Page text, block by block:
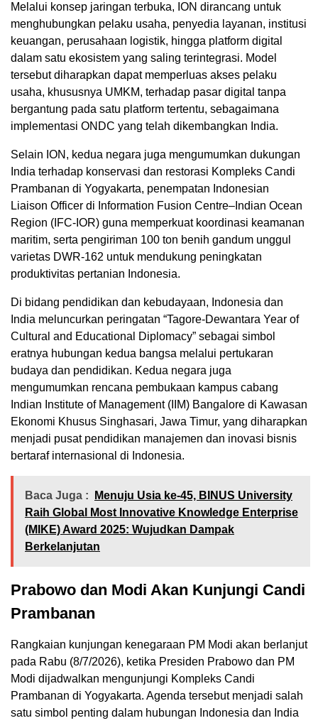
Melalui konsep jaringan terbuka, ION dirancang untuk
menghubungkan pelaku usaha, penyedia layanan, institusi
keuangan, perusahaan logistik, hingga platform digital
dalam satu ekosistem yang saling terintegrasi. Model
tersebut diharapkan dapat memperluas akses pelaku
usaha, khususnya UMKM, terhadap pasar digital tanpa
bergantung pada satu platform tertentu, sebagaimana
implementasi ONDC yang telah dikembangkan India.
Selain ION, kedua negara juga mengumumkan dukungan
India terhadap konservasi dan restorasi Kompleks Candi
Prambanan di Yogyakarta, penempatan Indonesian
Liaison Officer di Information Fusion Centre–Indian Ocean
Region (IFC-IOR) guna memperkuat koordinasi keamanan
maritim, serta pengiriman 100 ton benih gandum unggul
varietas DWR-162 untuk mendukung peningkatan
produktivitas pertanian Indonesia.
Di bidang pendidikan dan kebudayaan, Indonesia dan
India meluncurkan peringatan “Tagore-Dewantara Year of
Cultural and Educational Diplomacy” sebagai simbol
eratnya hubungan kedua bangsa melalui pertukaran
budaya dan pendidikan. Kedua negara juga
mengumumkan rencana pembukaan kampus cabang
Indian Institute of Management (IIM) Bangalore di Kawasan
Ekonomi Khusus Singhasari, Jawa Timur, yang diharapkan
menjadi pusat pendidikan manajemen dan inovasi bisnis
bertaraf internasional di Indonesia.
Baca Juga :
Menuju Usia ke-45, BINUS University
Raih Global Most Innovative Knowledge Enterprise
(MIKE) Award 2025: Wujudkan Dampak
Berkelanjutan
Prabowo dan Modi Akan Kunjungi Candi
Prambanan
Rangkaian kunjungan kenegaraan PM Modi akan berlanjut
pada Rabu (8/7/2026), ketika Presiden Prabowo dan PM
Modi dijadwalkan mengunjungi Kompleks Candi
Prambanan di Yogyakarta. Agenda tersebut menjadi salah
satu simbol penting dalam hubungan Indonesia dan India